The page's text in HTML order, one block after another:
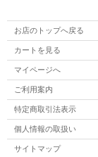
お店のトップへ戻る
カートを見る
マイページへ
ご利用案内
特定商取引法表示
個人情報の取扱い
サイトマップ